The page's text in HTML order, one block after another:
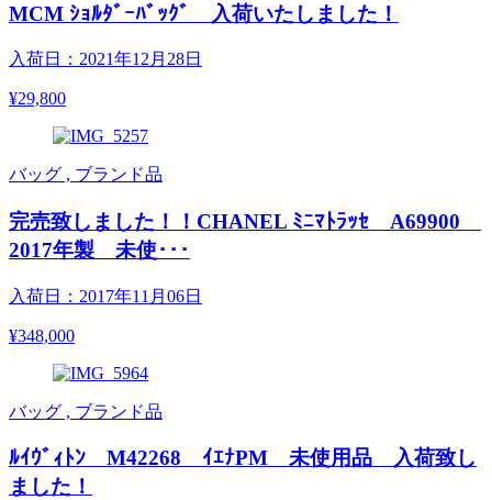
MCM ｼｮﾙﾀﾞｰﾊﾞｯｸﾞ 入荷いたしました！
入荷日：2021年12月28日
¥29,800
バッグ , ブランド品
完売致しました！！CHANEL ﾐﾆﾏﾄﾗｯｾ A69900
2017年製 未使･･･
入荷日：2017年11月06日
¥348,000
バッグ , ブランド品
ﾙｲｳﾞｨﾄﾝ M42268 ｲｴﾅPM 未使用品 入荷致し
ました！